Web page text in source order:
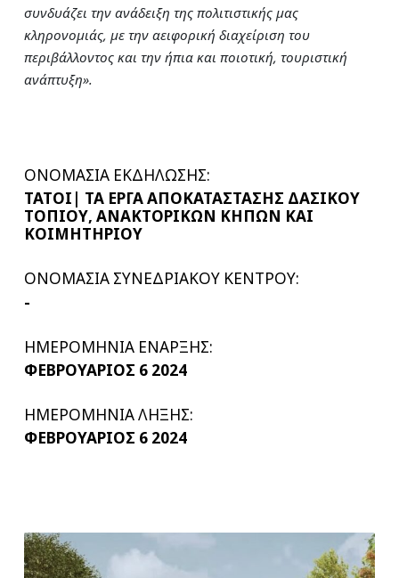
συνδυάζει την ανάδειξη της πολιτιστικής μας
κληρονομιάς, με την αειφορική διαχείριση του
περιβάλλοντος και την ήπια και ποιοτική, τουριστική
ανάπτυξη».
ΟΝΟΜΑΣΙΑ ΕΚΔΗΛΩΣΗΣ:
ΤΑΤΟΙ| ΤΑ ΕΡΓΑ ΑΠΟΚΑΤΑΣΤΑΣΗΣ ΔΑΣΙΚΟΥ
ΤΟΠΙΟΥ, ΑΝΑΚΤΟΡΙΚΩΝ ΚΗΠΩΝ ΚΑΙ
ΚΟΙΜΗΤΗΡΙΟΥ
ΟΝΟΜΑΣΙΑ ΣΥΝΕΔΡΙΑΚΟΥ ΚΕΝΤΡΟΥ:
-
ΗΜΕΡΟΜΗΝΙΑ ΕΝΑΡΞΗΣ:
ΦΕΒΡΟΥΑΡΙΟΣ 6 2024
ΗΜΕΡΟΜΗΝΙΑ ΛΗΞΗΣ:
ΦΕΒΡΟΥΑΡΙΟΣ 6 2024